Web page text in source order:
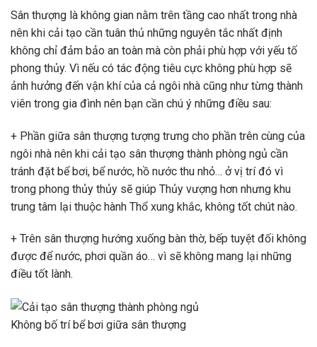
Sân thượng là không gian nằm trên tầng cao nhất trong nhà
nên khi cải tạo cần tuân thủ những nguyên tắc nhất định
không chỉ đảm bảo an toàn mà còn phải phù hợp với yếu tố
phong thủy. Vì nếu có tác động tiêu cực không phù hợp sẽ
ảnh hưởng đến vận khí của cả ngôi nhà cũng như từng thành
viên trong gia đình nên bạn cần chú ý những điều sau:
+ Phần giữa sân thượng tượng trưng cho phần trên cùng của
ngôi nhà nên khi cải tạo sân thượng thành phòng ngủ cần
tránh đặt bể bơi, bể nước, hồ nước thu nhỏ… ở vị trí đó vì
trong phong thủy thủy sẽ giúp Thủy vượng hơn nhưng khu
trung tâm lại thuộc hành Thổ xung khắc, không tốt chút nào.
+ Trên sân thượng hướng xuống bàn thờ, bếp tuyệt đối không
được để nước, phơi quần áo… vì sẽ không mang lại những
điều tốt lành.
Không bố trí bể bơi giữa sân thượng